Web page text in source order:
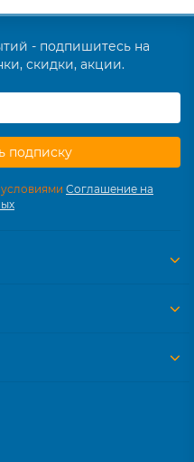
- подпишитесь на
скидки, акции.
подписку
Соглашение на